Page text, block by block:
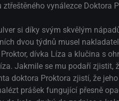
vynálezce Doktora
si díky svým skvělým
dvou týdnů musel
dívka Líza a klučina s
Jakmile se mu podaří zjistit,
doktora Proktora zjistí, že
prášek fungující přesně